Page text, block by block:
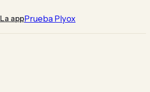
La appPrueba Plyox